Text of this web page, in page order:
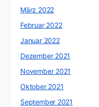
März 2022
Februar 2022
Januar 2022
Dezember 2021
November 2021
Oktober 2021
September 2021